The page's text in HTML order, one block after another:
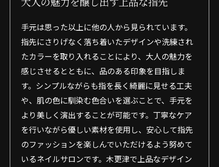
手元は思った以上に他の人から見られています。
指先にさりげなく落ち着いたデザインや洗練され
たカラーを取り入れることにより、大人の魅力を
感じさせるとともに、品のある印象を目指しま
す。シンプルながらも指を長く綺麗に見せる工夫
や、肌の色に馴染む色合いを選ぶことで、手元を
より美しく演出することが可能です。丁寧なケア
を行いながら優しい素材を使用し、安心して指先
のファッションを楽しんでいただけるよう努めて
いるネイルサロンです。木更津で上品なデザイン